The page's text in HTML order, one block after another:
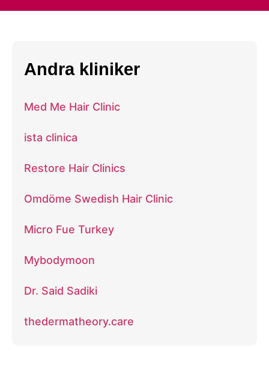
Andra kliniker
Med Me Hair Clinic
ista clinica
Restore Hair Clinics
Omdöme Swedish Hair Clinic
Micro Fue Turkey
Mybodymoon
Dr. Said Sadiki
thedermatheory.care